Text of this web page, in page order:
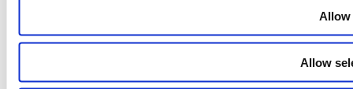
Allow
Allow